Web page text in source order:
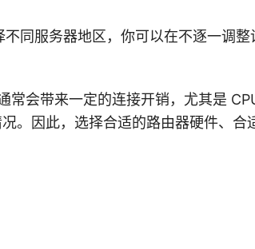
同服务器地区，你可以在不逐一调
常会带来一定的连接开销，尤其是
。因此，选择合适的路由器硬件、合